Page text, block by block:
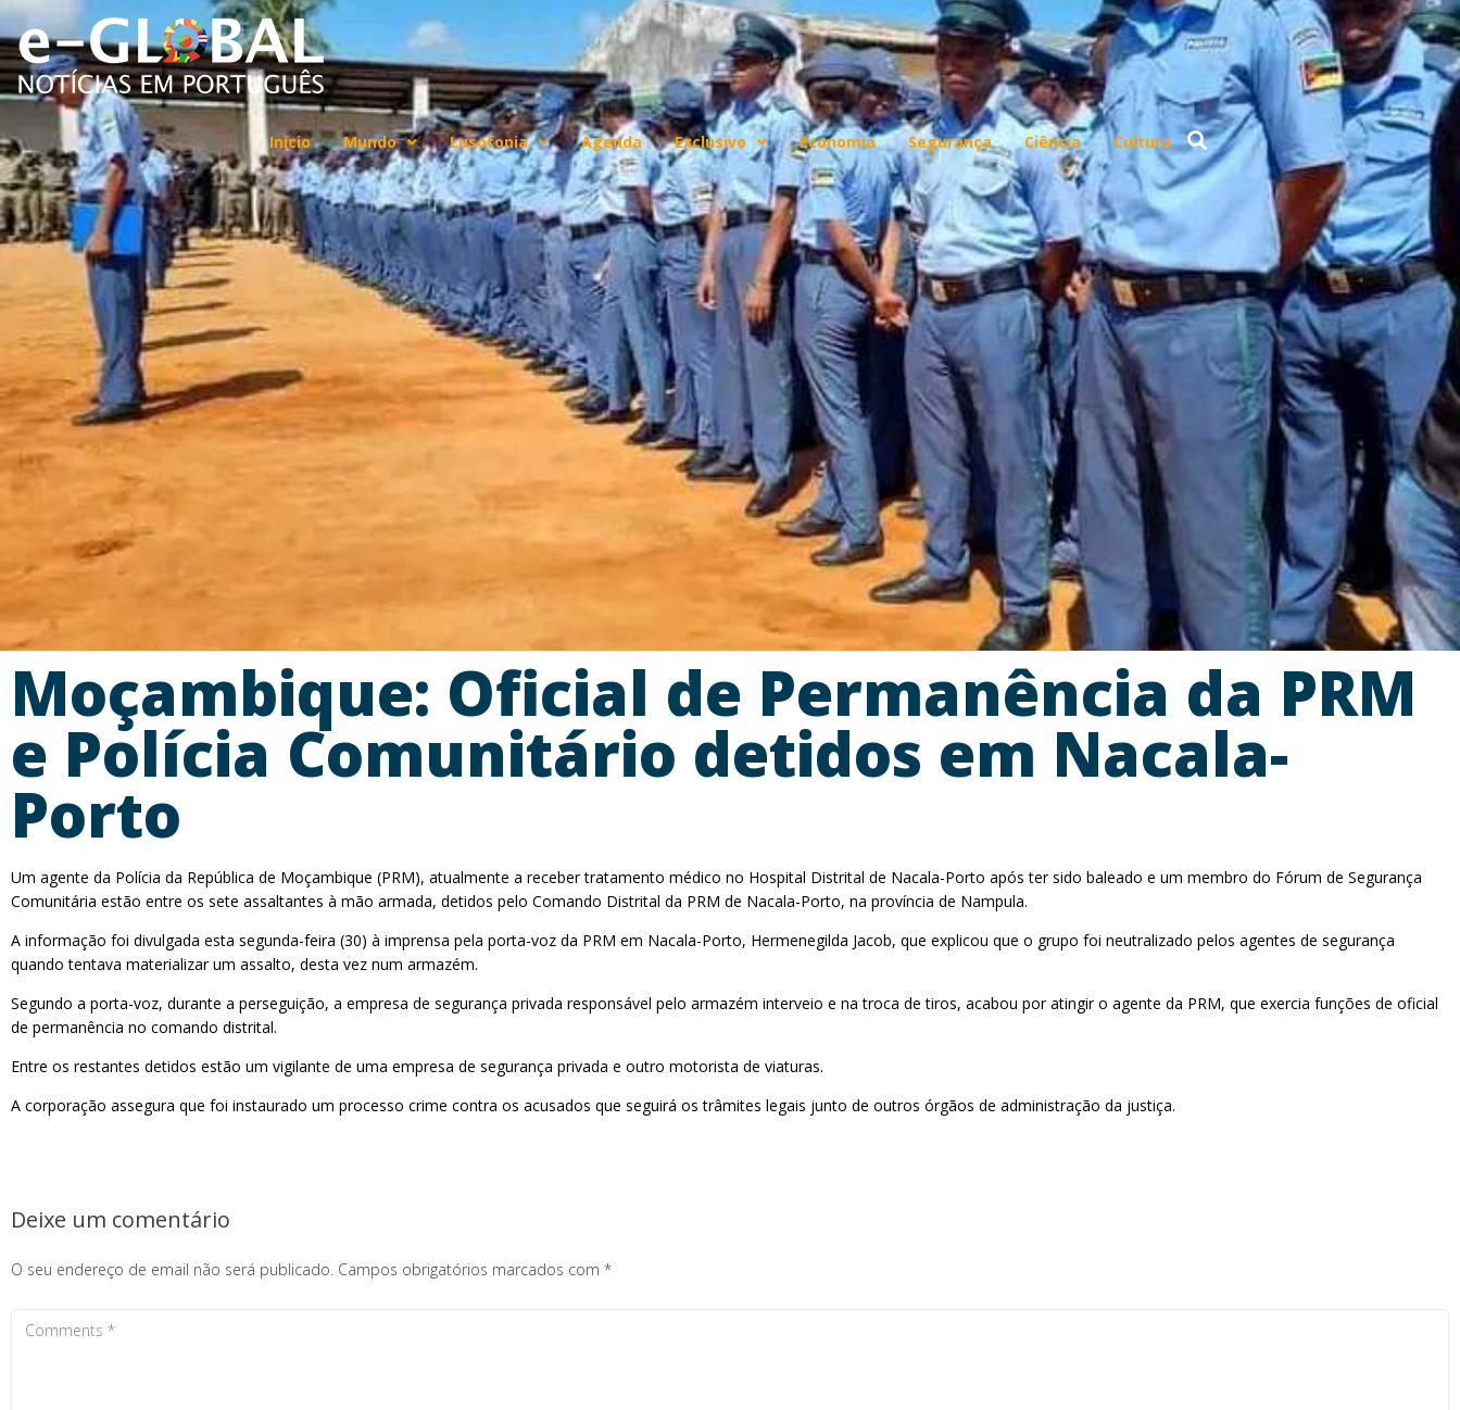
Início Mundo Lusofonia Agenda Exclusivo Economia Segurança Ciência Cultura
Moçambique: Oficial de Permanência da PRM
e Polícia Comunitário detidos em Nacala-
Porto
Um agente da Polícia da República de Moçambique (PRM), atualmente a receber tratamento médico no Hospital Distrital de Nacala-Porto após ter sido baleado e um membro do Fórum de Segurança
Comunitária estão entre os sete assaltantes à mão armada, detidos pelo Comando Distrital da PRM de Nacala-Porto, na província de Nampula.
A informação foi divulgada esta segunda-feira (30) à imprensa pela porta-voz da PRM em Nacala-Porto, Hermenegilda Jacob, que explicou que o grupo foi neutralizado pelos agentes de segurança
quando tentava materializar um assalto, desta vez num armazém.
Segundo a porta-voz, durante a perseguição, a empresa de segurança privada responsável pelo armazém interveio e na troca de tiros, acabou por atingir o agente da PRM, que exercia funções de oficial
de permanência no comando distrital.
Entre os restantes detidos estão um vigilante de uma empresa de segurança privada e outro motorista de viaturas.
A corporação assegura que foi instaurado um processo crime contra os acusados que seguirá os trâmites legais junto de outros órgãos de administração da justiça.
Deixe um comentário
O seu endereço de email não será publicado. Campos obrigatórios marcados com *